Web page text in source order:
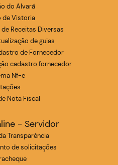
do Alvará
de Vistoria
Receitas Diversas
de guias
de Fornecedor
cadastro fornecedor
Nf-e
Nota Fiscal
- Servidor
Transparência
de solicitações